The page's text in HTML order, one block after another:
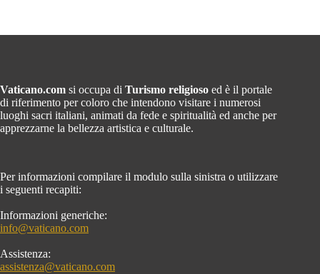
Vaticano.com si occupa di Turismo religioso ed è il portale
di riferimento per coloro che intendono visitare i numerosi
luoghi sacri italiani, animati da fede e spiritualità ed anche per
apprezzarne la bellezza artistica e culturale.
Per informazioni compilare il modulo sulla sinistra o utilizzare
i seguenti recapiti:
Informazioni generiche:
info@vaticano.com
Assistenza:
assistenza@vaticano.com